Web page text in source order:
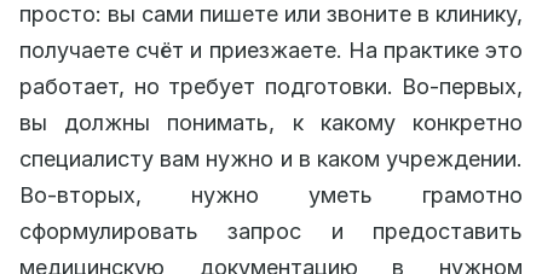
просто: вы сами пишете или звоните в клинику,
получаете счёт и приезжаете. На практике это
работает, но требует подготовки. Во-первых,
вы должны понимать, к какому конкретно
специалисту вам нужно и в каком учреждении.
Во-вторых, нужно уметь грамотно
сформулировать запрос и предоставить
медицинскую документацию в нужном